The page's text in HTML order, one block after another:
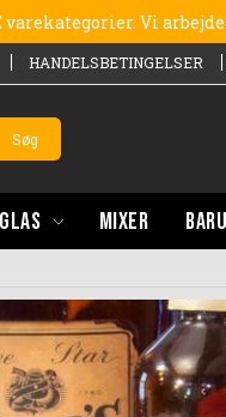
varekategorier. Vi
HANDELSBETINGELSER
Søg
GLAS MIXER